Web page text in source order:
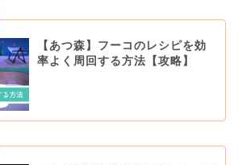
【あつ森】フーコのレシピを効
率よく周回する方法【攻略】